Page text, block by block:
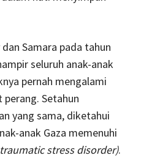
Samara pada tahun
seluruh anak-anak
pernah mengalami
Setahun
yang sama, diketahui
anak Gaza memenuhi
stress disorder).